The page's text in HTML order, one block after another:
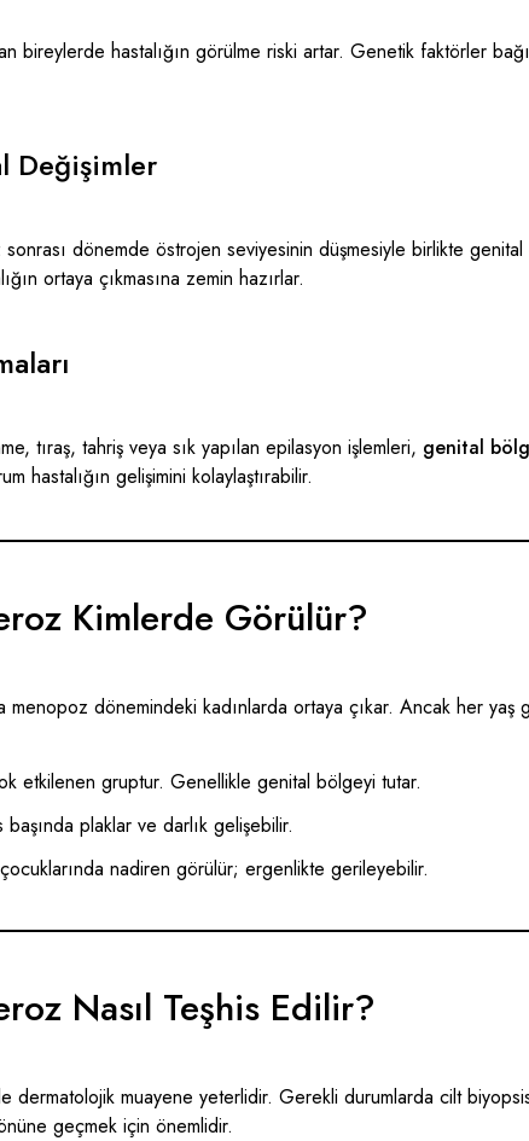
bireylerde hastalığın görülme riski artar. Genetik faktörler
Değişimler
dönemde östrojen seviyesinin düşmesiyle birlikte genital
ortaya çıkmasına zemin hazırlar.
tıraş, tahriş veya sık yapılan epilasyon işlemleri, genital
hastalığın gelişimini kolaylaştırabilir.
Kimlerde Görülür?
menopoz dönemindeki kadınlarda ortaya çıkar. Ancak her yaş
etkilenen gruptur. Genellikle genital bölgeyi tutar.
başında plaklar ve darlık gelişebilir.
nadiren görülür; ergenlikte gerileyebilir.
Nasıl Teşhis Edilir?
dermatolojik muayene yeterlidir. Gerekli durumlarda cilt
geçmek için önemlidir.